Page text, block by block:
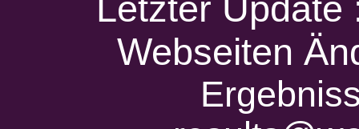
Letzter
Webseiten